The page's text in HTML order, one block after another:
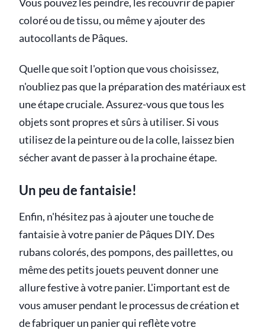
Vous pouvez les peindre, les recouvrir de papier
coloré ou de tissu, ou même y ajouter des
autocollants de Pâques.
Quelle que soit l'option que vous choisissez,
n'oubliez pas que la préparation des matériaux est
une étape cruciale. Assurez-vous que tous les
objets sont propres et sûrs à utiliser. Si vous
utilisez de la peinture ou de la colle, laissez bien
sécher avant de passer à la prochaine étape.
Un peu de fantaisie!
Enfin, n'hésitez pas à ajouter une touche de
fantaisie à votre panier de Pâques DIY. Des
rubans colorés, des pompons, des paillettes, ou
même des petits jouets peuvent donner une
allure festive à votre panier. L'important est de
vous amuser pendant le processus de création et
de fabriquer un panier qui reflète votre